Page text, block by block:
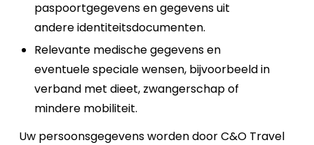
paspoortgegevens en gegevens uit
andere identiteitsdocumenten.
Relevante medische gegevens en
eventuele speciale wensen, bijvoorbeeld in
verband met dieet, zwangerschap of
mindere mobiliteit.
Uw persoonsgegevens worden door C&O Travel